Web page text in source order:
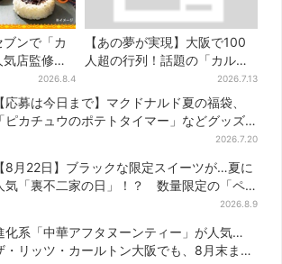
ブンで「カ
店監修メ
！お得な割
2週間だけ
2026.8.4
【あの夢が実現】大阪で100
人超の行列！話題の「カルピ
スじゃぐち」本格始動、2030
年までに1000台へ
2026.7.13
【応募は今日まで】マクドナルド夏の福袋、
「ピカチュウのポテトタイマー」などグッズ3
2026.7.20
【8月22日】ブラックな限定スイーツが…夏に
気「裏不二家の日」！？ 数量限定の「ペ
2026.8.9
化系「中華アフタヌーンティー」が人気…
・リッツ・カールトン大阪でも、8月末まで